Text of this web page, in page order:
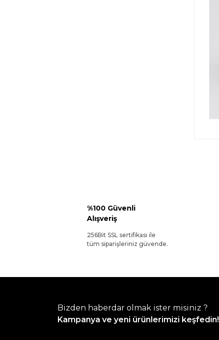
%100 Güvenli
Alışveriş
256Bit SSL sertifikası ile
tüm siparişleriniz güvende.
Bizden haberdar olmak ister misiniz ?
Kampanya ve yeni ürünlerimizi keşfedin!